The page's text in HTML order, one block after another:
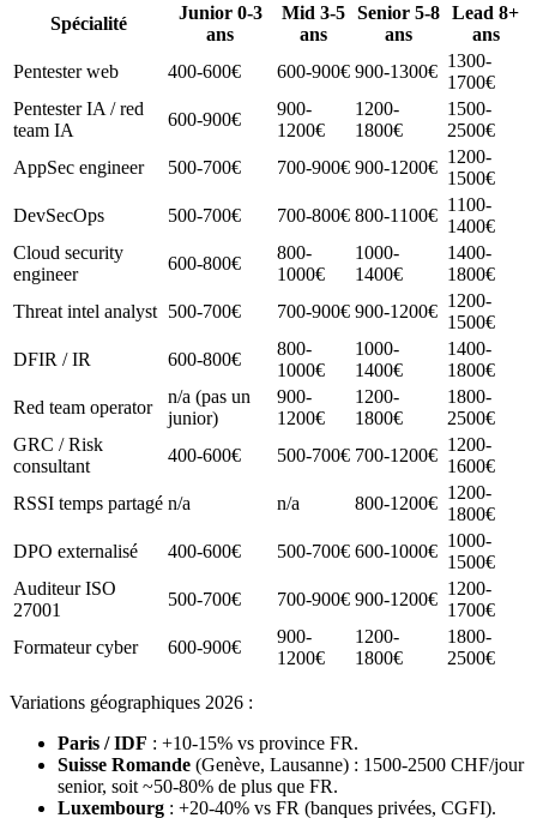
Spécialité
Junior 0-3
ans
Mid 3-5
ans
Senior 5-8
ans
Lead 8+
ans
Pentester web
400-600€ 600-900€ 900-1300€
1300-
1700€
Pentester IA / red
team IA
600-900€
900-
1200€
1200-
1800€
1500-
2500€
AppSec engineer
500-700€ 700-900€ 900-1200€
1200-
1500€
DevSecOps
500-700€ 700-800€ 800-1100€
1100-
1400€
Cloud security
engineer
600-800€
800-
1000€
1000-
1400€
1400-
1800€
Threat intel analyst 500-700€ 700-900€ 900-1200€
1200-
1500€
DFIR / IR
600-800€
800-
1000€
1000-
1400€
1400-
1800€
Red team operator
n/a (pas un
junior)
900-
1200€
1200-
1800€
1800-
2500€
GRC / Risk
consultant
400-600€ 500-700€ 700-1200€
1200-
1600€
RSSI temps partagé n/a n/a 800-1200€
1200-
1800€
DPO externalisé
400-600€ 500-700€ 600-1000€
1000-
1500€
Auditeur ISO
27001
500-700€ 700-900€ 900-1200€
1200-
1700€
Formateur cyber
600-900€
900-
1200€
1200-
1800€
1800-
2500€
Variations géographiques 2026 :
Paris / IDF : +10-15% vs province FR.
Suisse Romande (Genève, Lausanne) : 1500-2500 CHF/jour
senior, soit ~50-80% de plus que FR.
Luxembourg : +20-40% vs FR (banques privées, CGFI).